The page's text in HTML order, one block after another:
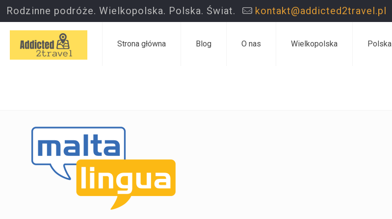
Rodzinne podróże. Wielkopolska. Polska. Świat. kontakt@addicted2travel.pl
Strona główna Blog O nas Wielkopolska Polska